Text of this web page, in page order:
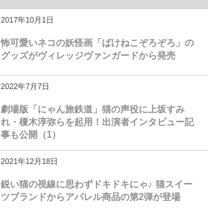
2017年10月1日
怖可愛いネコの妖怪画「ばけねこぞろぞろ」の
グッズがヴィレッジヴァンガードから発売
2022年7月7日
劇場版「にゃん旅鉄道」猫の声役に上坂すみ
れ・榎木淳弥らを起用！出演者インタビュー記
事も公開（1）
2021年12月18日
鋭い猫の視線に思わずドキドキにゃ♪ 猫スイー
ツブランドからアパレル商品の第2弾が登場